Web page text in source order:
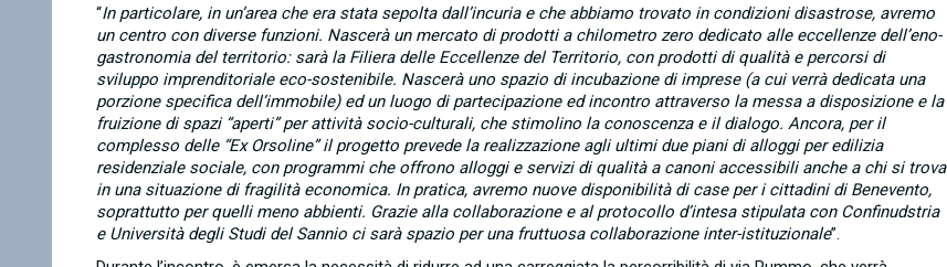
“In particolare, in un’area che era stata sepolta dall’incuria e che abbiamo trovato in condizioni disastrose, avremo
un centro con diverse funzioni. Nascerà un mercato di prodotti a chilometro zero dedicato alle eccellenze dell’eno-
gastronomia del territorio: sarà la Filiera delle Eccellenze del Territorio, con prodotti di qualità e percorsi di
sviluppo imprenditoriale eco-sostenibile. Nascerà uno spazio di incubazione di imprese (a cui verrà dedicata una
porzione specifica dell’immobile) ed un luogo di partecipazione ed incontro attraverso la messa a disposizione e la
fruizione di spazi “aperti” per attività socio-culturali, che stimolino la conoscenza e il dialogo. Ancora, per il
complesso delle “Ex Orsoline” il progetto prevede la realizzazione agli ultimi due piani di alloggi per edilizia
residenziale sociale, con programmi che offrono alloggi e servizi di qualità a canoni accessibili anche a chi si trova
in una situazione di fragilità economica. In pratica, avremo nuove disponibilità di case per i cittadini di Benevento,
soprattutto per quelli meno abbienti. Grazie alla collaborazione e al protocollo d’intesa stipulata con Confinudstria
e Università degli Studi del Sannio ci sarà spazio per una fruttuosa collaborazione inter-istituzionale”.